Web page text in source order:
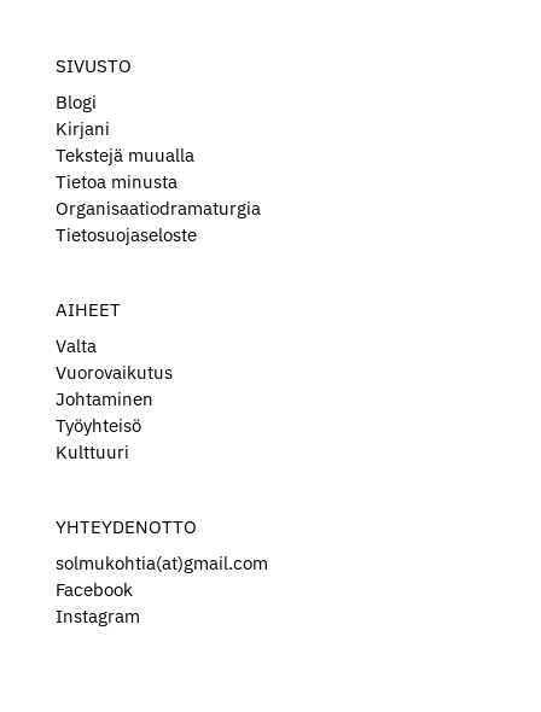
SIVUSTO
Blogi
Kirjani
Tekstejä muualla
Tietoa minusta
Organisaatiodramaturgia
Tietosuojaseloste
AIHEET
Valta
Vuorovaikutus
Johtaminen
Työyhteisö
Kulttuuri
YHTEYDENOTTO
solmukohtia(at)gmail.com
Facebook
Instagram